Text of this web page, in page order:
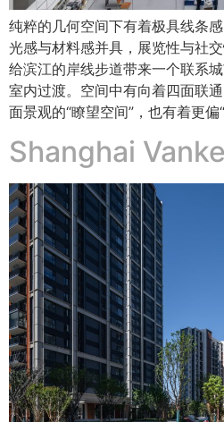
纯粹的几何空间下有着极具线条
光感与材料感并具，展览性与社
给滨江的岸线步道带来一个联系
室内过渡。空间中有向着四面联
面景观的“瞭望空间”，也有着更偏“
Shanghai